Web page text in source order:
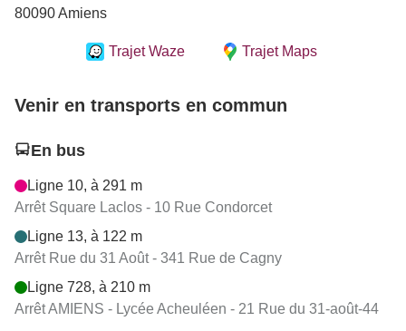
80090 Amiens
Trajet Waze Trajet Maps
Venir en transports en commun
En bus
Ligne 10, à 291 m
Arrêt Square Laclos - 10 Rue Condorcet
Ligne 13, à 122 m
Arrêt Rue du 31 Août - 341 Rue de Cagny
Ligne 728, à 210 m
Arrêt AMIENS - Lycée Acheuléen - 21 Rue du 31-août-44